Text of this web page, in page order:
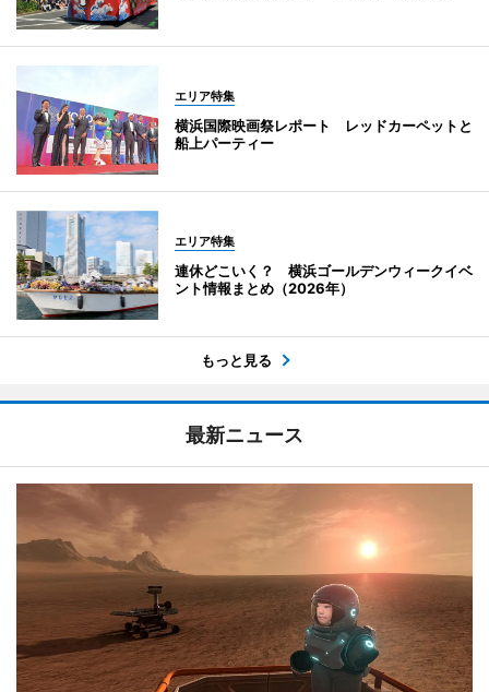
エリア特集
横浜国際映画祭レポート レッドカーペットと
船上パーティー
エリア特集
連休どこいく？ 横浜ゴールデンウィークイベ
ント情報まとめ（2026年）
もっと見る
最新ニュース